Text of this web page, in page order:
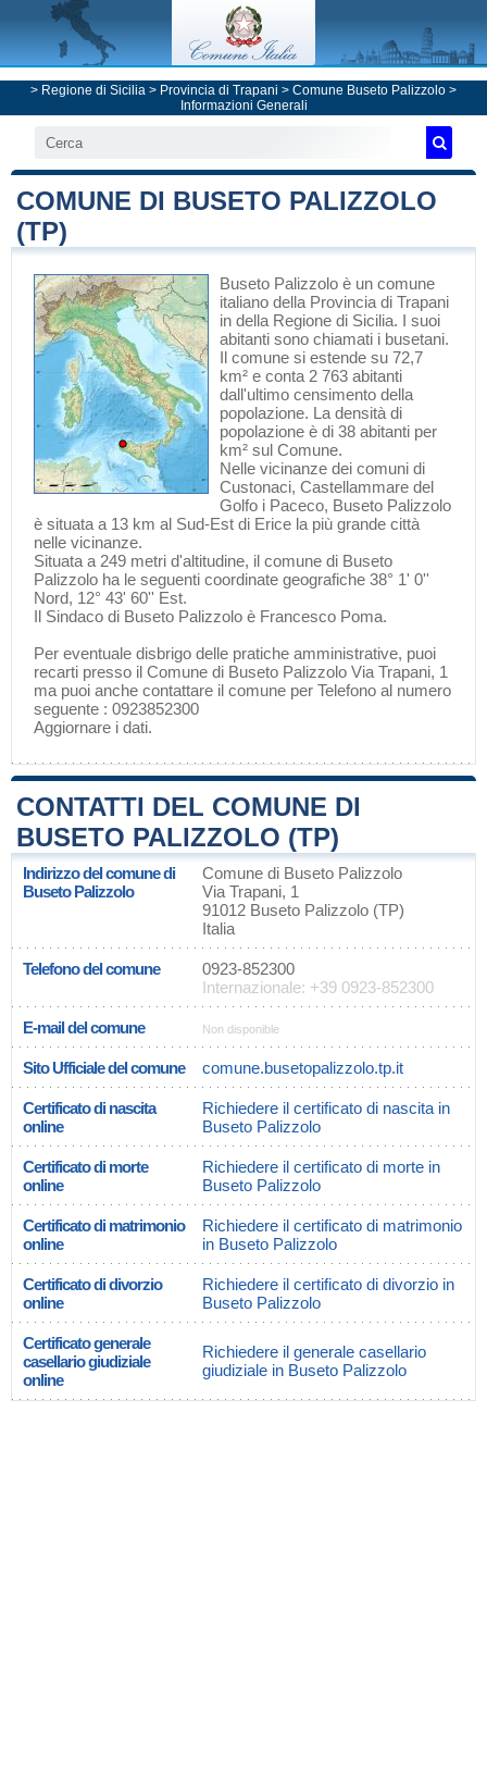
> Regione di Sicilia > Provincia di Trapani > Comune Buseto Palizzolo >
Informazioni Generali
COMUNE DI BUSETO PALIZZOLO
(TP)
Buseto Palizzolo è un comune
italiano della Provincia di Trapani
in della Regione di Sicilia. I suoi
abitanti sono chiamati i busetani.
Il comune si estende su 72,7
km² e conta 2 763 abitanti
dall'ultimo censimento della
popolazione. La densità di
popolazione è di 38 abitanti per
km² sul Comune.
Nelle vicinanze dei comuni di
Custonaci, Castellammare del
Golfo i Paceco, Buseto Palizzolo
è situata a 13 km al Sud-Est di Erice la più grande città
nelle vicinanze.
Situata a 249 metri d'altitudine, il comune di Buseto
Palizzolo ha le seguenti coordinate geografiche 38° 1' 0''
Nord, 12° 43' 60'' Est.
Il Sindaco di Buseto Palizzolo è Francesco Poma.
Per eventuale disbrigo delle pratiche amministrative, puoi
recarti presso il Comune di Buseto Palizzolo Via Trapani, 1
ma puoi anche contattare il comune per Telefono al numero
seguente : 0923852300
Aggiornare i dati.
CONTATTI DEL COMUNE DI
BUSETO PALIZZOLO (TP)
Indirizzo del comune di
Buseto Palizzolo
Comune di Buseto Palizzolo
Via Trapani, 1
91012 Buseto Palizzolo (TP)
Italia
Telefono del comune
0923-852300
Internazionale: +39 0923-852300
E-mail del comune Non disponible
Sito Ufficiale del comune comune.busetopalizzolo.tp.it
Certificato di nascita
online
Richiedere il certificato di nascita in
Buseto Palizzolo
Certificato di morte
online
Richiedere il certificato di morte in
Buseto Palizzolo
Certificato di matrimonio
online
Richiedere il certificato di matrimonio
in Buseto Palizzolo
Certificato di divorzio
online
Richiedere il certificato di divorzio in
Buseto Palizzolo
Certificato generale
casellario giudiziale
online
Richiedere il generale casellario
giudiziale in Buseto Palizzolo